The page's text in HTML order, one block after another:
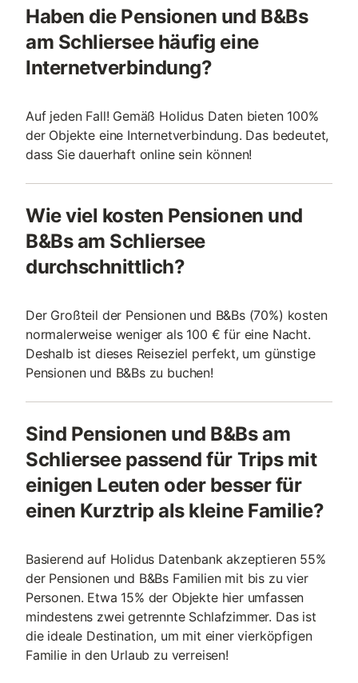
Haben die Pensionen und B&Bs
am Schliersee häufig eine
Internetverbindung?
Auf jeden Fall! Gemäß Holidus Daten bieten 100%
der Objekte eine Internetverbindung. Das bedeutet,
dass Sie dauerhaft online sein können!
Wie viel kosten Pensionen und
B&Bs am Schliersee
durchschnittlich?
Der Großteil der Pensionen und B&Bs (70%) kosten
normalerweise weniger als 100 € für eine Nacht.
Deshalb ist dieses Reiseziel perfekt, um günstige
Pensionen und B&Bs zu buchen!
Sind Pensionen und B&Bs am
Schliersee passend für Trips mit
einigen Leuten oder besser für
einen Kurztrip als kleine Familie?
Basierend auf Holidus Datenbank akzeptieren 55%
der Pensionen und B&Bs Familien mit bis zu vier
Personen. Etwa 15% der Objekte hier umfassen
mindestens zwei getrennte Schlafzimmer. Das ist
die ideale Destination, um mit einer vierköpfigen
Familie in den Urlaub zu verreisen!